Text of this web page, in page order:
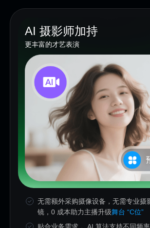
AI 摄影师加持
更丰富的才艺表演
无需额外采购摄像设备，无需专业摄
镜，0 成本助力主播升级舞台 “C位”